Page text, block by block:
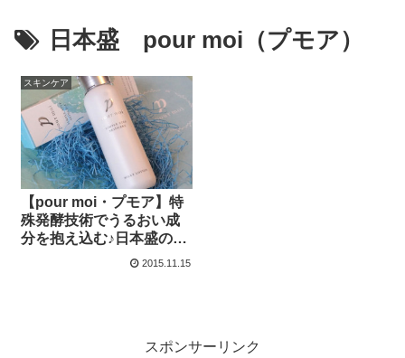
日本盛 pour moi（プモア）
スキンケア
【pour moi・プモア】特
殊発酵技術でうるおい成
分を抱え込む♪日本盛の新
2015.11.15
スポンサーリンク